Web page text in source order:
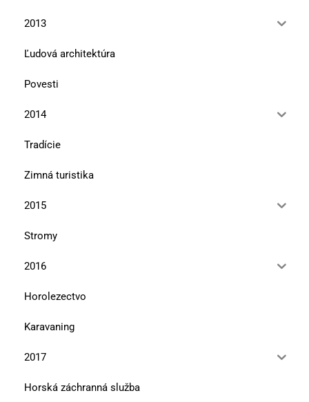
2013
Ľudová architektúra
Povesti
2014
Tradície
Zimná turistika
2015
Stromy
2016
Horolezectvo
Karavaning
2017
Horská záchranná služba